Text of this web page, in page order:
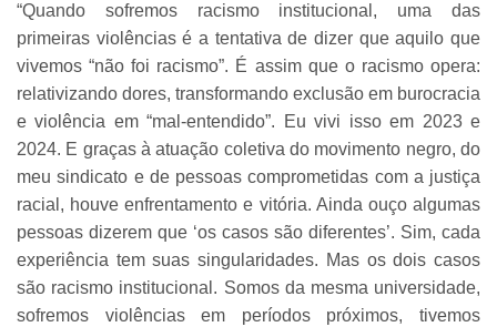
“Quando sofremos racismo institucional, uma das
primeiras violências é a tentativa de dizer que aquilo que
vivemos “não foi racismo”. É assim que o racismo opera:
relativizando dores, transformando exclusão em burocracia
e violência em “mal-entendido”. Eu vivi isso em 2023 e
2024. E graças à atuação coletiva do movimento negro, do
meu sindicato e de pessoas comprometidas com a justiça
racial, houve enfrentamento e vitória. Ainda ouço algumas
pessoas dizerem que ‘os casos são diferentes’. Sim, cada
experiência tem suas singularidades. Mas os dois casos
são racismo institucional. Somos da mesma universidade,
sofremos violências em períodos próximos, tivemos